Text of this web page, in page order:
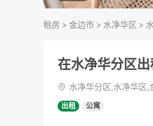
租房 > 金边市 > 水净华区 >
在水净华分区
水净华分区,水净华区,
出租 公寓